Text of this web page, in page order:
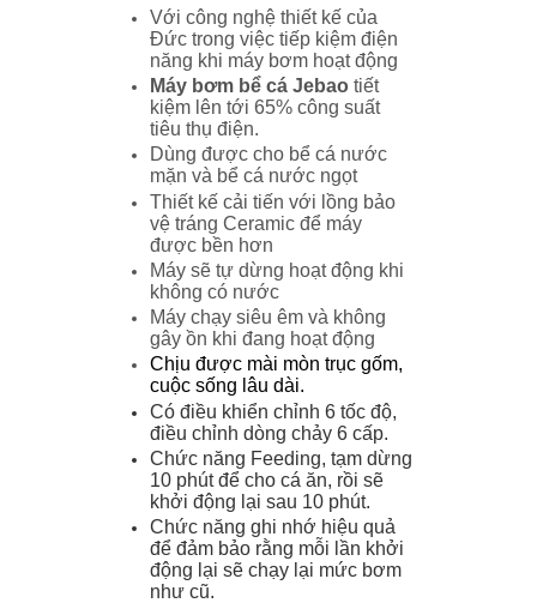
Với công nghệ thiết kế của
Đức trong việc tiếp kiệm điện
năng khi máy bơm hoạt động
Máy bơm bể cá Jebao tiết
kiệm lên tới 65% công suất
tiêu thụ điện.
Dùng được cho bể cá nước
mặn và bể cá nước ngọt
Thiết kế cải tiến với lồng bảo
vệ tráng Ceramic để máy
được bền hơn
Máy sẽ tự dừng hoạt động khi
không có nước
Máy chạy siêu êm và không
gây ồn khi đang hoạt động
Chịu được mài mòn trục gốm,
cuộc sống lâu dài.
Có điều khiển chỉnh 6 tốc độ,
điều chỉnh dòng chảy 6 cấp.
Chức năng Feeding, tạm dừng
10 phút để cho cá ăn, rồi sẽ
khởi động lại sau 10 phút.
Chức năng ghi nhớ hiệu quả
để đảm bảo rằng mỗi lần khởi
động lại sẽ chạy lại mức bơm
như cũ.